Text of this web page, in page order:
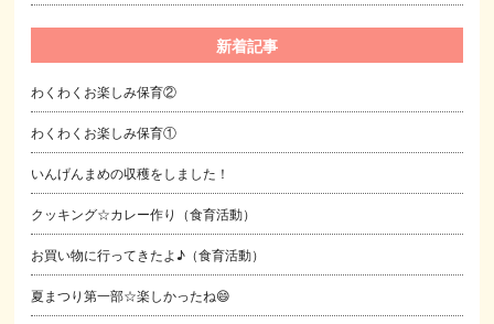
新着記事
わくわくお楽しみ保育②
わくわくお楽しみ保育①
いんげんまめの収穫をしました！
クッキング☆カレー作り（食育活動）
お買い物に行ってきたよ♪（食育活動）
夏まつり第一部☆楽しかったね😄